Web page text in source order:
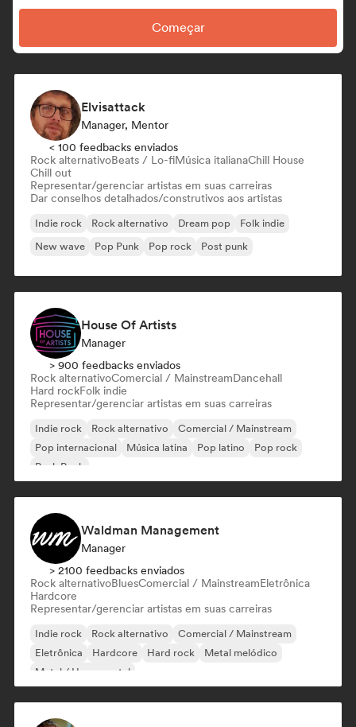
Começar
Elvisattack
Manager, Mentor
< 100 feedbacks enviados
Rock alternativoBeats / Lo-fiMúsica italianaChill House
Chill out
Representar/gerenciar artistas em suas carreiras
Dar conselhos detalhados/construtivos aos artistas
Indie rock Rock alternativo Dream pop
Folk indie
New wave
Pop Punk Pop rock Post punk
House Of Artists
Manager
> 900 feedbacks enviados
Rock alternativoComercial / MainstreamDancehall
Hard rockFolk indie
Representar/gerenciar artistas em suas carreiras
Indie rock Rock alternativo
Comercial / Mainstream
Pop internacional
Música latina Pop latino
Pop rock
Punk Rock
Waldman Management
Manager
> 2100 feedbacks enviados
Rock alternativoBluesComercial / MainstreamEletrônica
Hardcore
Representar/gerenciar artistas em suas carreiras
Indie rock Rock alternativo
Comercial / Mainstream
Eletrônica
Hardcore Hard rock
Metal melódico
Metal / Heavy metal